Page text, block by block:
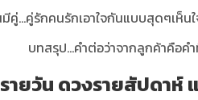
คู่...คู่รักคนรักเอาใจกันแบบสุดๆเห็น
บทสรุป...คำต่อว่าจากลูกค้าคือค
ยวัน ดวงรายสัปดาห์